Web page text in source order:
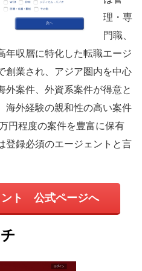
理・専
門職、
年収層に特化した転職エージ
創業され、アジア圏内を中心
外案件、外資系案件が得意と
海外経験の親和性の高い案件
円程度の案件を豊富に保有
登録必須のエージェントと言
ント 公式ページへ